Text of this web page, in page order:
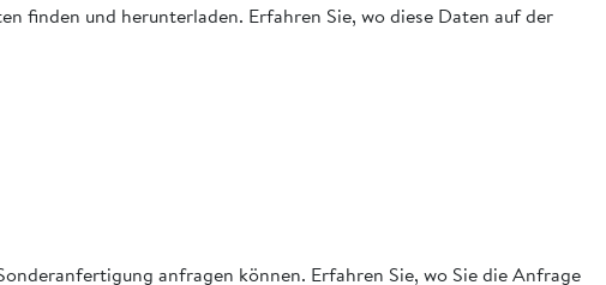
finden und herunterladen. Erfahren Sie, wo diese Daten auf der
anfragen können. Erfahren Sie, wo Sie die Anfrage